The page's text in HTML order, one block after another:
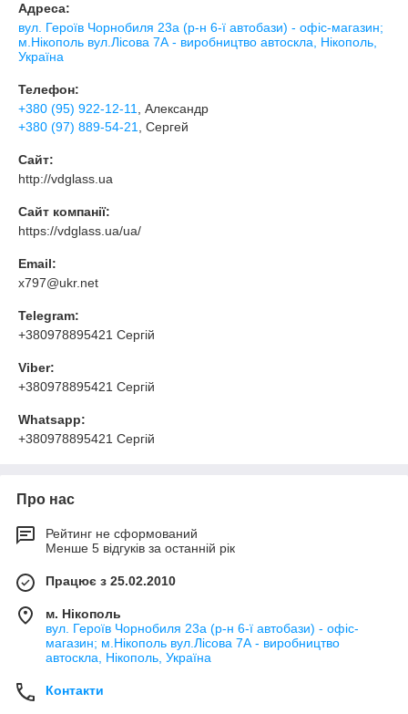
Адреса:
вул. Героїв Чорнобиля 23а (р-н 6-ї автобази) - офіс-магазин;
м.Нікополь вул.Лісова 7А - виробництво автоскла, Нікополь,
Україна
Телефон:
+380 (95) 922-12-11
, Александр
+380 (97) 889-54-21
, Сергей
Сайт:
http://vdglass.ua
Сайт компанії:
https://vdglass.ua/ua/
Email:
x797@ukr.net
Telegram:
+380978895421 Сергій
Viber:
+380978895421 Сергій
Whatsapp:
+380978895421 Сергій
Про нас
Рейтинг не сформований
Менше 5 відгуків за останній рік
Працює з 25.02.2010
м. Нікополь
вул. Героїв Чорнобиля 23а (р-н 6-ї автобази) - офіс-
магазин; м.Нікополь вул.Лісова 7А - виробництво
автоскла, Нікополь, Україна
Контакти